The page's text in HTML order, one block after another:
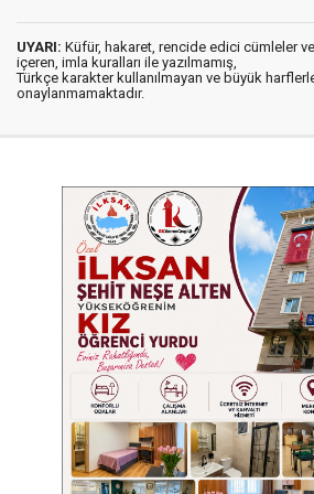
UYARI: Küfür, hakaret, rencide edici cümleler
içeren, imla kuralları ile yazılmamış,
Türkçe karakter kullanılmayan ve büyük
onaylanmamaktadır.